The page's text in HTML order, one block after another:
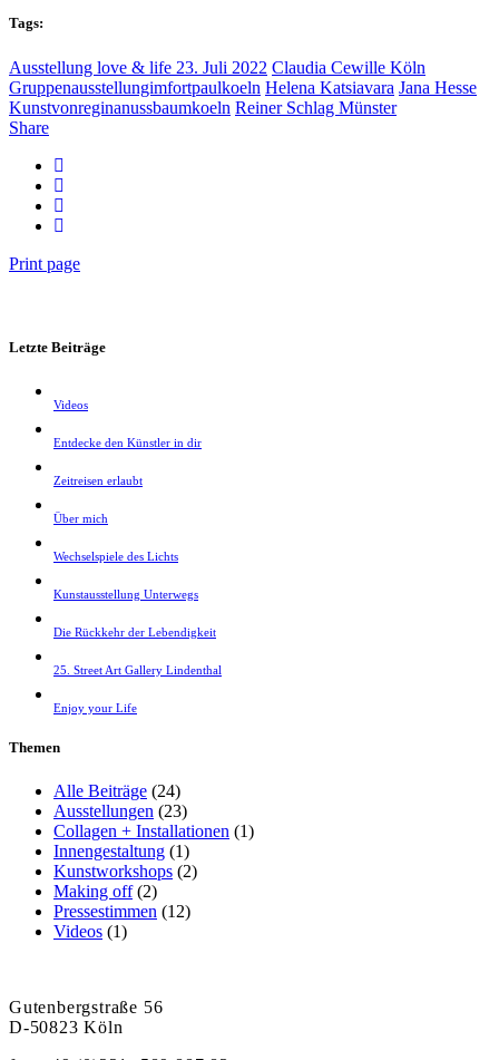
Tags:
Ausstellung love & life 23. Juli 2022 Claudia Cewille Köln
Gruppenausstellungimfortpaulkoeln Helena Katsiavara Jana Hesse
Kunstvonreginanussbaumkoeln Reiner Schlag Münster
Share
Print page
Letzte Beiträge
Videos
Entdecke den Künstler in dir
Zeitreisen erlaubt
Über mich
Wechselspiele des Lichts
Kunstausstellung Unterwegs
Die Rückkehr der Lebendigkeit
25. Street Art Gallery Lindenthal
Enjoy your Life
Themen
Alle Beiträge (24)
Ausstellungen (23)
Collagen + Installationen (1)
Innengestaltung (1)
Kunstworkshops (2)
Making off(2)
Pressestimmen (12)
Videos (1)
Gutenbergstraße 56
D-50823 Köln